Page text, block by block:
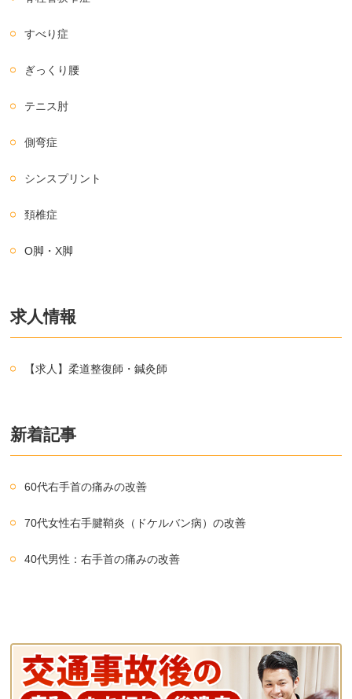
すべり症
ぎっくり腰
テニス肘
側弯症
シンスプリント
頚椎症
O脚・X脚
求人情報
【求人】柔道整復師・鍼灸師
新着記事
60代右手首の痛みの改善
70代女性右手腱鞘炎（ドケルバン病）の改善
40代男性：右手首の痛みの改善